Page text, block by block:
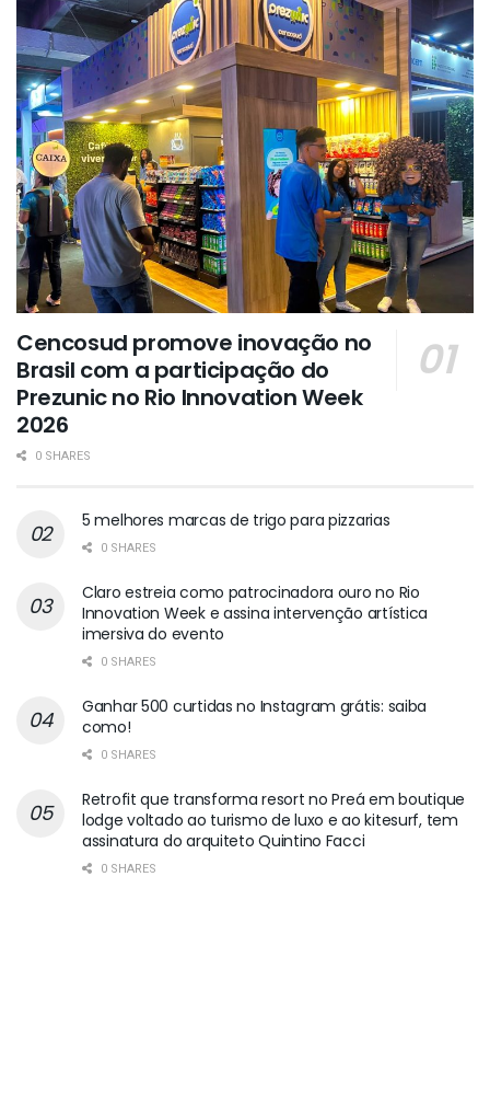
Cencosud promove inovação no
Brasil com a participação do
Prezunic no Rio Innovation Week
2026
0 SHARES
5 melhores marcas de trigo para pizzarias
0 SHARES
Claro estreia como patrocinadora ouro no Rio
Innovation Week e assina intervenção artística
imersiva do evento
0 SHARES
Ganhar 500 curtidas no Instagram grátis: saiba
como!
0 SHARES
Retrofit que transforma resort no Preá em boutique
lodge voltado ao turismo de luxo e ao kitesurf, tem
assinatura do arquiteto Quintino Facci
0 SHARES